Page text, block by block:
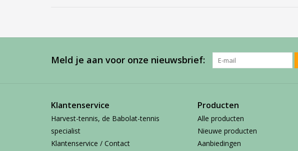
Meld je aan voor onze nieuwsbrief:
Klantenservice
Harvest-tennis, de Babolat-tennis
specialist
Klantenservice / Contact
Producten
Alle producten
Nieuwe producten
Aanbiedingen